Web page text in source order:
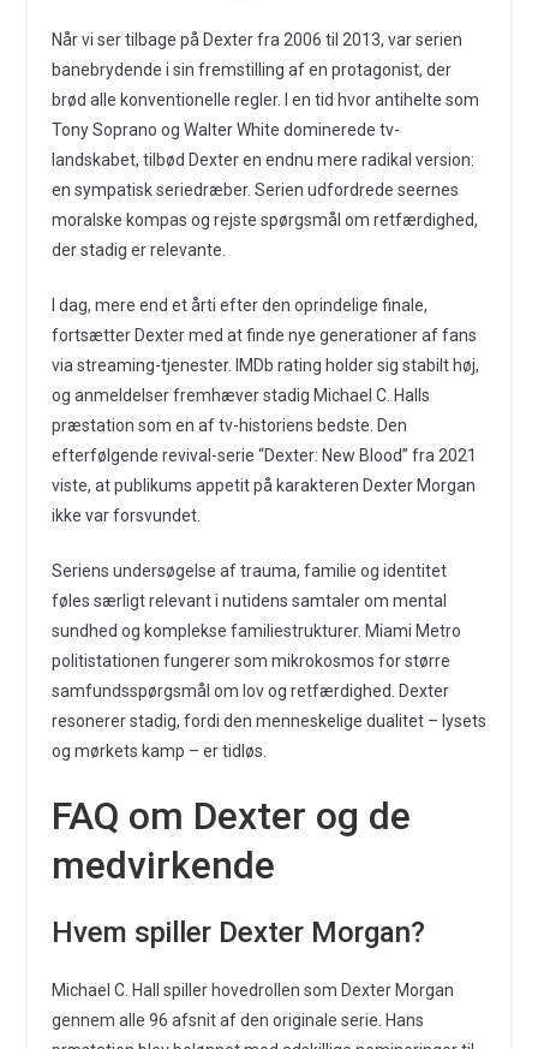
Når vi ser tilbage på Dexter fra 2006 til 2013, var serien
banebrydende i sin fremstilling af en protagonist, der
brød alle konventionelle regler. I en tid hvor antihelte som
Tony Soprano og Walter White dominerede tv-
landskabet, tilbød Dexter en endnu mere radikal version:
en sympatisk seriedræber. Serien udfordrede seernes
moralske kompas og rejste spørgsmål om retfærdighed,
der stadig er relevante.
I dag, mere end et årti efter den oprindelige finale,
fortsætter Dexter med at finde nye generationer af fans
via streaming-tjenester. IMDb rating holder sig stabilt høj,
og anmeldelser fremhæver stadig Michael C. Halls
præstation som en af tv-historiens bedste. Den
efterfølgende revival-serie “Dexter: New Blood” fra 2021
viste, at publikums appetit på karakteren Dexter Morgan
ikke var forsvundet.
Seriens undersøgelse af trauma, familie og identitet
føles særligt relevant i nutidens samtaler om mental
sundhed og komplekse familiestrukturer. Miami Metro
politistationen fungerer som mikrokosmos for større
samfundsspørgsmål om lov og retfærdighed. Dexter
resonerer stadig, fordi den menneskelige dualitet – lysets
og mørkets kamp – er tidløs.
FAQ om Dexter og de
medvirkende
Hvem spiller Dexter Morgan?
Michael C. Hall spiller hovedrollen som Dexter Morgan
gennem alle 96 afsnit af den originale serie. Hans